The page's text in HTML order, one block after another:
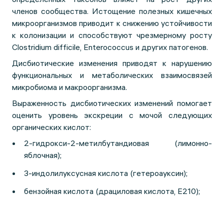
членов сообщества. Истощение полезных кишечных
микроорганизмов приводит к снижению устойчивости
к колонизации и способствуют чрезмерному росту
Clostridium difficile, Enterococcus и других патогенов.
Дисбиотические изменения приводят к нарушению
функциональных и метаболических взаимосвязей
микробиома и макроорганизма.
Выраженность дисбиотических изменений помогает
оценить уровень экскреции с мочой следующих
органических кислот:
2-гидрокси-2-метилбутандиовая (лимонно-
яблочная);
3-индолилуксусная кислота (гетероауксин);
бензойная кислота (драциловая кислота, E210);